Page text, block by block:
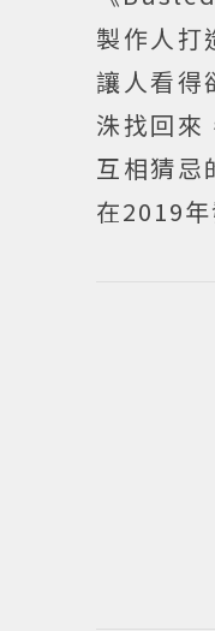
製作人打
讓人看得
洙找回來
互相猜忌
在2019